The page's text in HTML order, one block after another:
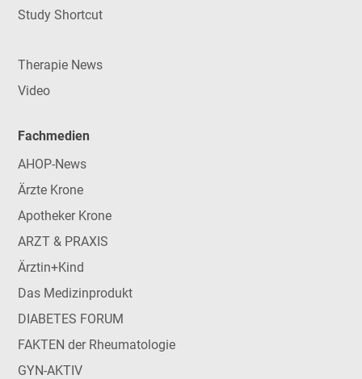
Study Shortcut
Therapie News
Video
Fachmedien
AHOP-News
Ärzte Krone
Apotheker Krone
ARZT & PRAXIS
Ärztin+Kind
Das Medizinprodukt
DIABETES FORUM
FAKTEN der Rheumatologie
GYN-AKTIV